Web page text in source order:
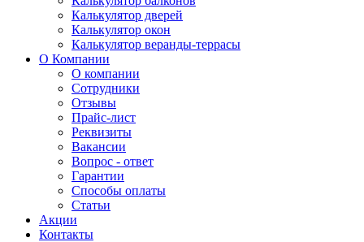
Калькулятор дверей
Калькулятор окон
Калькулятор веранды-террасы
О Компании
О компании
Сотрудники
Отзывы
Прайс-лист
Реквизиты
Вакансии
Вопрос - ответ
Гарантии
Способы оплаты
Статьи
Акции
Контакты